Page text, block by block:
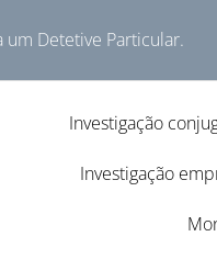
um Detetive Particular.
Investigação
Investigação